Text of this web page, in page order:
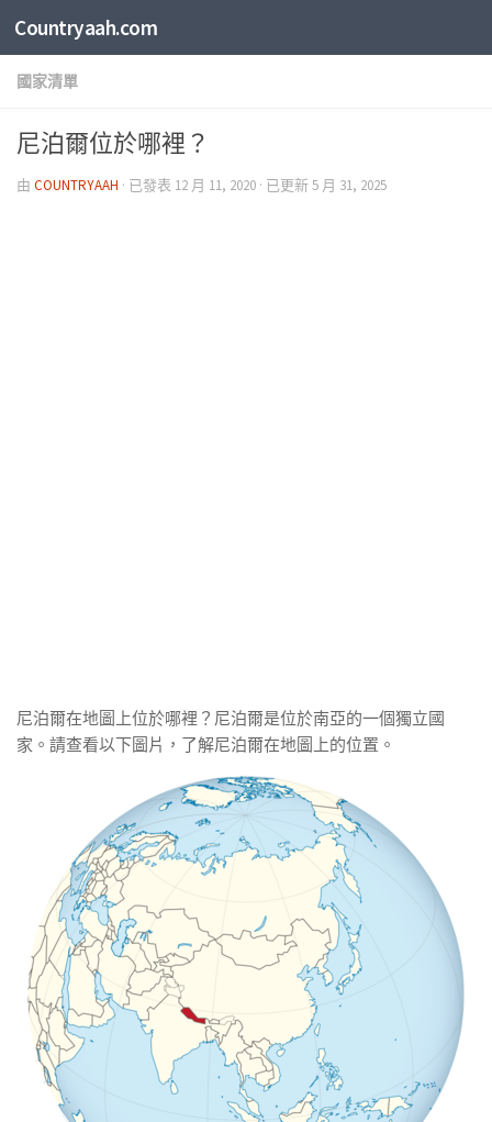
Countryaah.com
國家清單
尼泊爾位於哪裡？
由 COUNTRYAAH · 已發表 12 月 11, 2020 · 已更新5 月 31, 2025
尼泊爾在地圖上位於哪裡？尼泊爾是位於南亞的一個獨立國
家。請查看以下圖片，了解尼泊爾在地圖上的位置。